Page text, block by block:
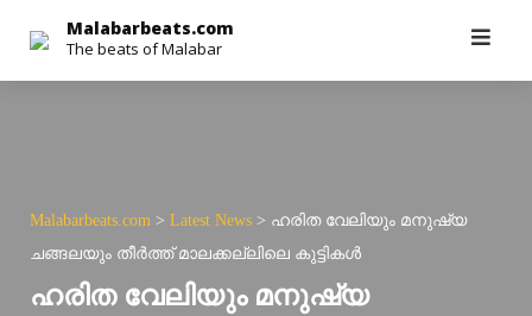
content
Malabarbeats.com
The beats of Malabar
Malabarbeats.com > Latest News > ഹരിത വേലിയും മനുഷ്യ
ചങ്ങലയും തീർത്ത് മാലക്കല്ലിലെ കുട്ടികൾ
ഹരിത വേലിയും മനുഷ്യ